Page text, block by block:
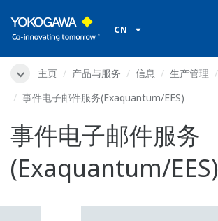
CN
主页 产品与服务 信息 生产管理
事件电子邮件服务(Exaquantum/EES)
事件电子邮件服务
(Exaquantum/EES)